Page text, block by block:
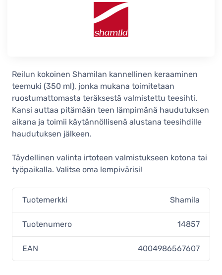
350 ml, roosa
12,90 €
Varastossa
Reilun kokoinen Shamilan kannellinen keraaminen
teemuki (350 ml), jonka mukana toimitetaan
ruostumattomasta teräksestä valmistettu teesihti.
Kansi auttaa pitämään teen lämpimänä haudutuksen
aikana ja toimii käytännöllisenä alustana teesihdille
haudutuksen jälkeen.
Täydellinen valinta irtoteen valmistukseen kotona tai
työpaikalla. Valitse oma lempivärisi!
Tuotemerkki Shamila
Tuotenumero 14857
EAN 4004986567607